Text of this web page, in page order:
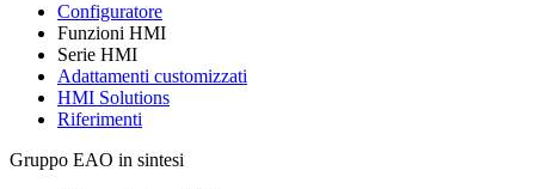
Configuratore
Funzioni HMI
Serie HMI
Adattamenti customizzati
HMI Solutions
Riferimenti
Gruppo EAO in sintesi